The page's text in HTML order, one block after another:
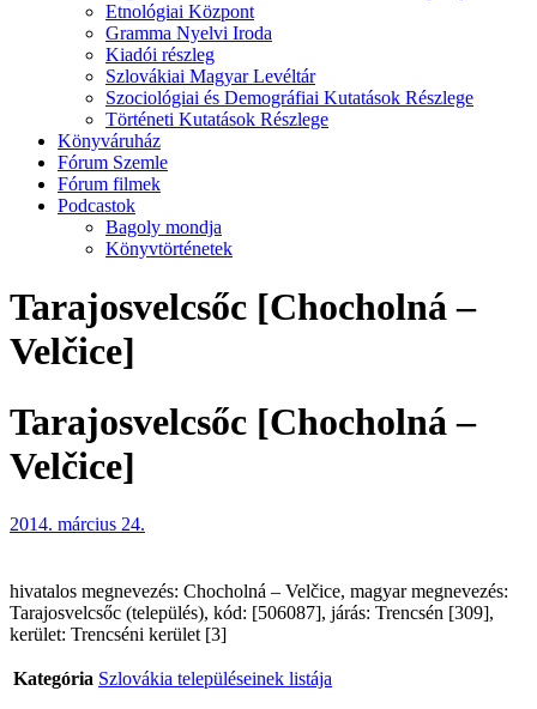
Etnológiai Központ
Gramma Nyelvi Iroda
Kiadói részleg
Szlovákiai Magyar Levéltár
Szociológiai és Demográfiai Kutatások Részlege
Történeti Kutatások Részlege
Könyváruház
Fórum Szemle
Fórum filmek
Podcastok
Bagoly mondja
Könyvtörténetek
Tarajosvelcsőc [Chocholná –
Velčice]
Tarajosvelcsőc [Chocholná –
Velčice]
2014. március 24.
hivatalos megnevezés: Chocholná – Velčice, magyar megnevezés:
Tarajosvelcsőc (település), kód: [506087], járás: Trencsén [309],
kerület: Trencséni kerület [3]
Kategória Szlovákia településeinek listája